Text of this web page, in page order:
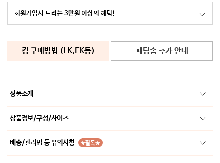
회원가입시 드리는 3만원 이상의 혜택!
킹 구매방법 (LK,EK등) 패딩솜 추가 안내
상품소개
상품정보/구성/사이즈
배송/관리법 등 유의사항 ★필독★